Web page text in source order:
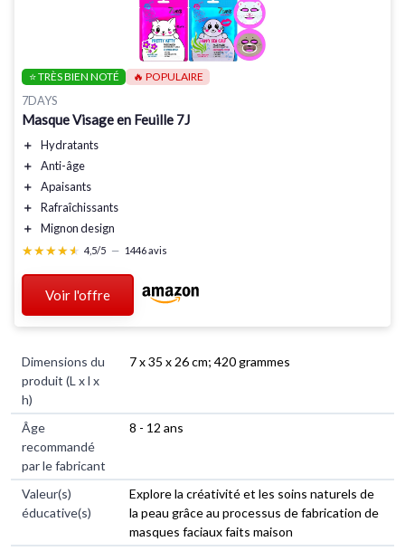
⭐ TRÈS BIEN NOTÉ 🔥 POPULAIRE
7DAYS
Masque Visage en Feuille 7J
＋
Hydratants
＋
Anti-âge
＋
Apaisants
＋
Rafraîchissants
＋
Mignondesign
★★★★★
★★★★★ 4,5/5 — 1446 avis
Voir l'offre
Dimensions du
produit (L x l x
h)
‎7 x 35 x 26 cm; 420 grammes
Âge
recommandé
par le fabricant
‎8 - 12 ans
Valeur(s)
éducative(s)
‎Explore la créativité et les soins naturels de
la peau grâce au processus de fabrication de
masques faciaux faits maison